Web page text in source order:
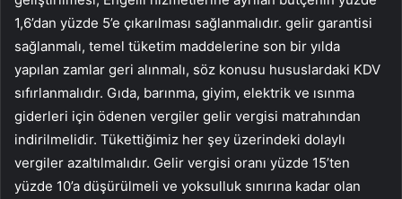
1,6’dan yüzde 5’e çıkarılması sağlanmalıdır. gelir garantisi
sağlanmalı, temel tüketim maddelerine son bir yılda
yapılan zamlar geri alınmalı, söz konusu hususlardaki KDV
sıfırlanmalıdır. Gıda, barınma, giyim, elektrik ve ısınma
giderleri için ödenen vergiler gelir vergisi matrahından
indirilmelidir. Tükettiğimiz her şey üzerindeki dolaylı
vergiler azaltılmalıdır. Gelir vergisi oranı yüzde 15’ten
yüzde 10’a düşürülmeli ve yoksulluk sınırına kadar olan